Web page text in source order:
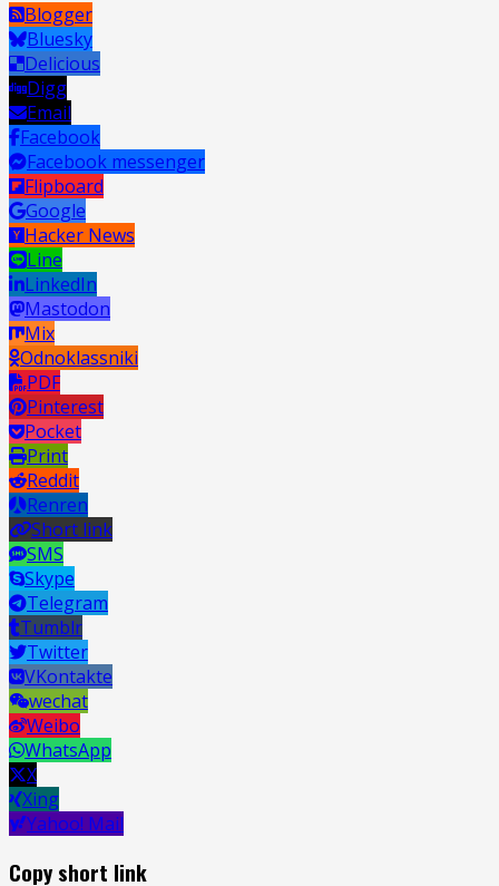
Blogger
Bluesky
Delicious
Digg
Email
Facebook
Facebook messenger
Flipboard
Google
Hacker News
Line
LinkedIn
Mastodon
Mix
Odnoklassniki
PDF
Pinterest
Pocket
Print
Reddit
Renren
Short link
SMS
Skype
Telegram
Tumblr
Twitter
VKontakte
wechat
Weibo
WhatsApp
X
Xing
Yahoo! Mail
Copy short link